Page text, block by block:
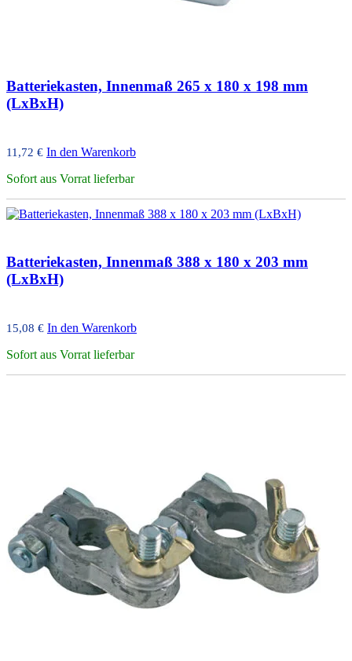
Batteriekasten, Innenmaß 265 x 180 x 198 mm
(LxBxH)
11,72 € In den Warenkorb
Sofort aus Vorrat lieferbar
Batteriekasten, Innenmaß 388 x 180 x 203 mm
(LxBxH)
15,08 € In den Warenkorb
Sofort aus Vorrat lieferbar